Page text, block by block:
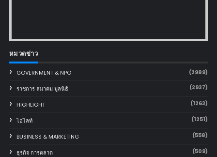
หมวดข่าว
GOVERNMENT & NPO (2989)
ราชการ สมาคม มูลนิธิ (2937)
HIGHLIGHT (1263)
ไฮไลท์ (1251)
BUSINESS & MARKETING (558)
ธุรกิจ การตลาด (509)